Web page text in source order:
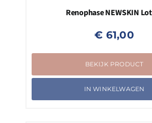
Renophase NEWSKIN
€ 61,00
BEKIJK PRODUCT
IN WINKELWAGEN